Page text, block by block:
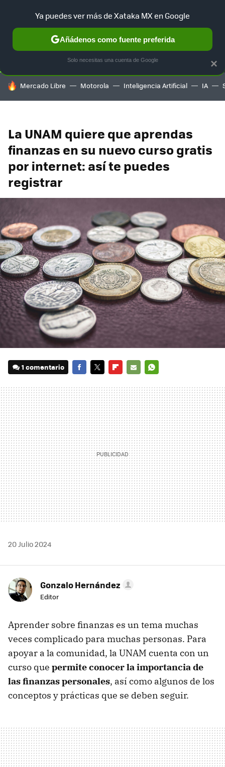
SELECCIÓN GAMING HOME AUTO TERRITORIO
HOY SE HABLA DE
Mercado Libre Motorola Inteligencia Artificial IA
La UNAM quiere que aprendas
finanzas en su nuevo curso gratis
por internet: así te puedes
registrar
1 comentario
MAIL
20 Julio 2024
Gonzalo Hernández
Editor
Aprender sobre finanzas es un tema muchas
veces complicado para muchas personas. Para
apoyar a la comunidad, la UNAM cuenta con un
curso que permite conocer la importancia de
las finanzas personales, así como algunos de los
conceptos y prácticas que se deben seguir.
×
Ya puedes ver más de Xataka MX en Google
Añádenos como fuente preferida
Solo necesitas una cuenta de Google